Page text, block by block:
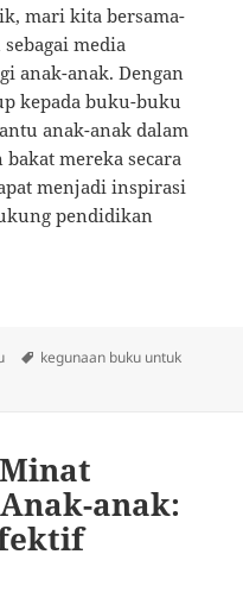
mari kita bersama-
media
anak-anak. Dengan
kepada buku-buku
anak-anak dalam
mereka secara
menjadi inspirasi
pendidikan
Tags
kegunaan buku untuk
anak: